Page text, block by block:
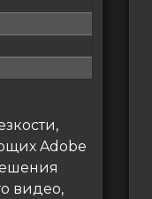
Adobe
видео,